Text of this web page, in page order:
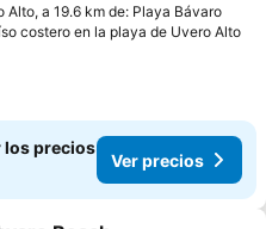
Alto, a 19.6 km de: Playa Bávaro
costero en la playa de Uvero Alto
los precios
Ver precios